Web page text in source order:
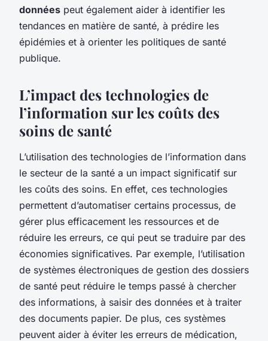
données peut également aider à identifier les
tendances en matière de santé, à prédire les
épidémies et à orienter les politiques de santé
publique.
L’impact des technologies de
l’information sur les coûts des
soins de santé
L’utilisation des technologies de l’information dans
le secteur de la santé a un impact significatif sur
les coûts des soins. En effet, ces technologies
permettent d’automatiser certains processus, de
gérer plus efficacement les ressources et de
réduire les erreurs, ce qui peut se traduire par des
économies significatives. Par exemple, l’utilisation
de systèmes électroniques de gestion des dossiers
de santé peut réduire le temps passé à chercher
des informations, à saisir des données et à traiter
des documents papier. De plus, ces systèmes
peuvent aider à éviter les erreurs de médication,